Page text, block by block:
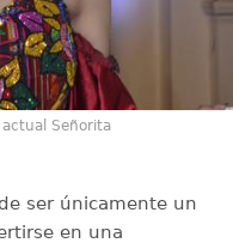
actual Señorita
ser únicamente un
en una